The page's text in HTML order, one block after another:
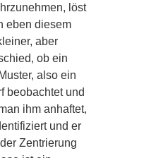
löst
eben diesem
aber
ob ein
also ein
beobachtet und
ihm anhaftet,
und er
Zentrierung